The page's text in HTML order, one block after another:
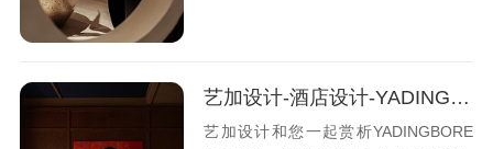
艺加设计-酒店设计-YADING BORE酒店：在这片神圣的土地上悄然生长
艺加设计和您一起赏析YADINGBORE